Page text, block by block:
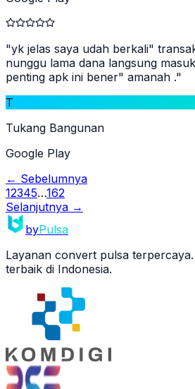
"yk jelas saya udah berkali"
nunggu lama dana langsung
penting apk ini bener" amanah ."
T
Tukang Bangunan
Google Play
← Sebelumnya
12345…162
Selanjutnya →
byPulsa
Layanan convert pulsa
terbaik di Indonesia.